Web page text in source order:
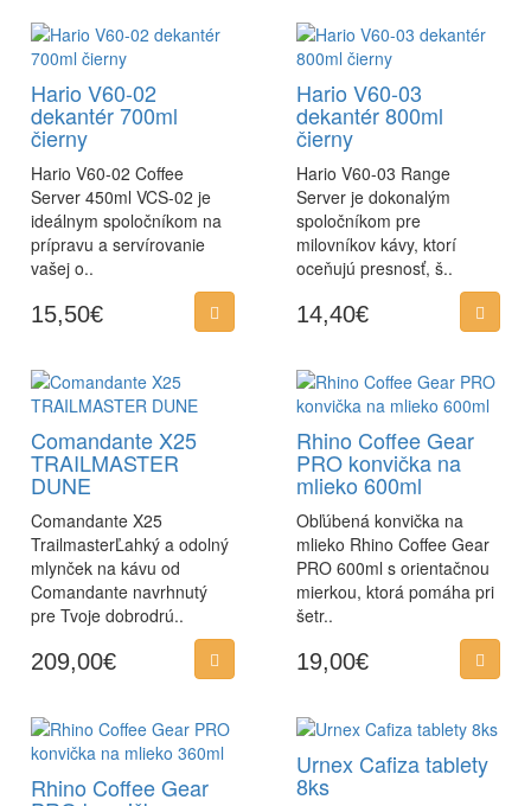
Hario V60-02
dekantér 700ml
čierny
Hario V60-02 Coffee
Server 450ml VCS-02 je
ideálnym spoločníkom na
prípravu a servírovanie
vašej o..
15,50€
Hario V60-03
dekantér 800ml
čierny
Hario V60-03 Range
Server je dokonalým
spoločníkom pre
milovníkov kávy, ktorí
oceňujú presnosť, š..
14,40€
Comandante X25
TRAILMASTER
DUNE
Comandante X25
Trailmaster Ľahký a odolný
mlynček na kávu od
Comandante navrhnutý
pre Tvoje dobrodrú..
209,00€
Rhino Coffee Gear
PRO konvička na
mlieko 600ml
Obľúbená konvička na
mlieko Rhino Coffee Gear
PRO 600ml s orientačnou
mierkou, ktorá pomáha pri
šetr..
19,00€
Rhino Coffee Gear
Urnex Cafiza tablety
8ks